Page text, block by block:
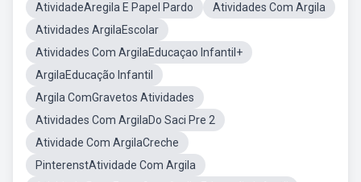
AtividadeAregila E Papel Pardo
Atividades Com Argila
Atividades ArgilaEscolar
Atividades Com ArgilaEducaçao Infantil+
ArgilaEducação Infantil
Argila ComGravetos Atividades
Atividades Com ArgilaDo Saci Pre 2
Atividade Com ArgilaCreche
PinterenstAtividade Com Argila